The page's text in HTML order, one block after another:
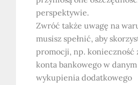
perspektywie.
Zwróć także uwagę na
musisz spełnić, aby
promocji, np. konieczność
konta bankowego w
wykupienia dodatkowego